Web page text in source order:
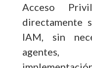
Acceso
directamente
IAM, sin
agentes,